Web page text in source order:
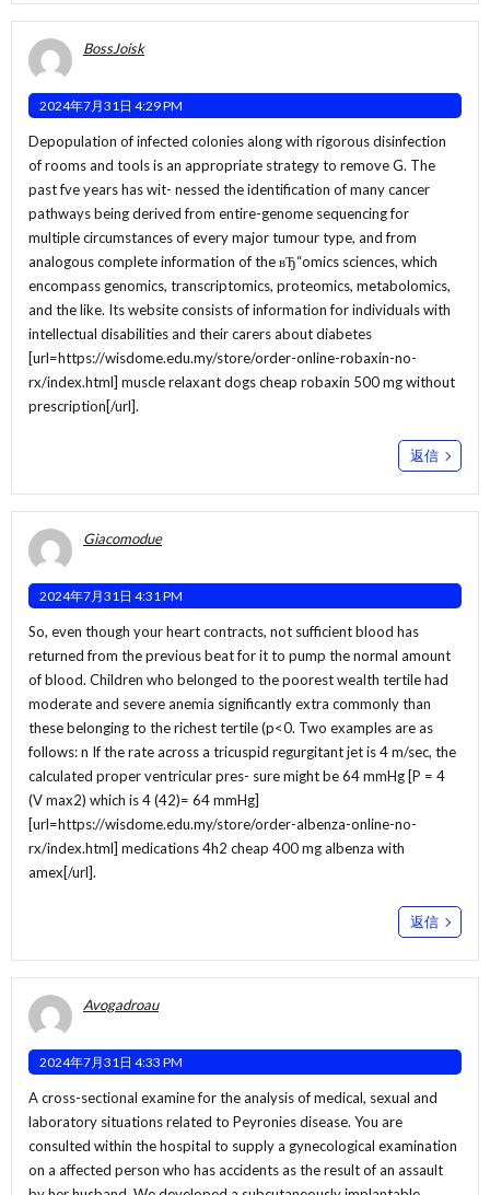
BossJoisk
2024年7月31日 4:29 PM
Depopulation of infected colonies along with rigorous disinfection
of rooms and tools is an appropriate strategy to remove G. The
past fve years has wit- nessed the identification of many cancer
pathways being derived from entire-genome sequencing for
multiple circumstances of every major tumour type, and from
analogous complete information of the вЂ“omics sciences, which
encompass genomics, transcriptomics, proteomics, metabolomics,
and the like. Its website consists of information for individuals with
intellectual disabilities and their carers about diabetes
[url=https://wisdome.edu.my/store/order-online-robaxin-no-
rx/index.html] muscle relaxant dogs cheap robaxin 500 mg without
prescription[/url].
返信
Giacomodue
2024年7月31日 4:31 PM
So, even though your heart contracts, not sufficient blood has
returned from the previous beat for it to pump the normal amount
of blood. Children who belonged to the poorest wealth tertile had
moderate and severe anemia significantly extra commonly than
these belonging to the richest tertile (p<0. Two examples are as
follows: n If the rate across a tricuspid regurgitant jet is 4 m/sec, the
calculated proper ventricular pres- sure might be 64 mmHg [P = 4
(V max2) which is 4 (42)= 64 mmHg]
[url=https://wisdome.edu.my/store/order-albenza-online-no-
rx/index.html] medications 4h2 cheap 400 mg albenza with
amex[/url].
返信
Avogadroau
2024年7月31日 4:33 PM
A cross-sectional examine for the analysis of medical, sexual and
laboratory situations related to Peyronies disease. You are
consulted within the hospital to supply a gynecological examination
on a affected person who has accidents as the result of an assault